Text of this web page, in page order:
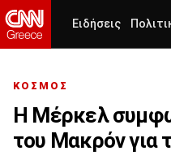
Ειδήσεις
ΚΟΣΜΟΣ
Η Μέρκελ
του Μακρόν για